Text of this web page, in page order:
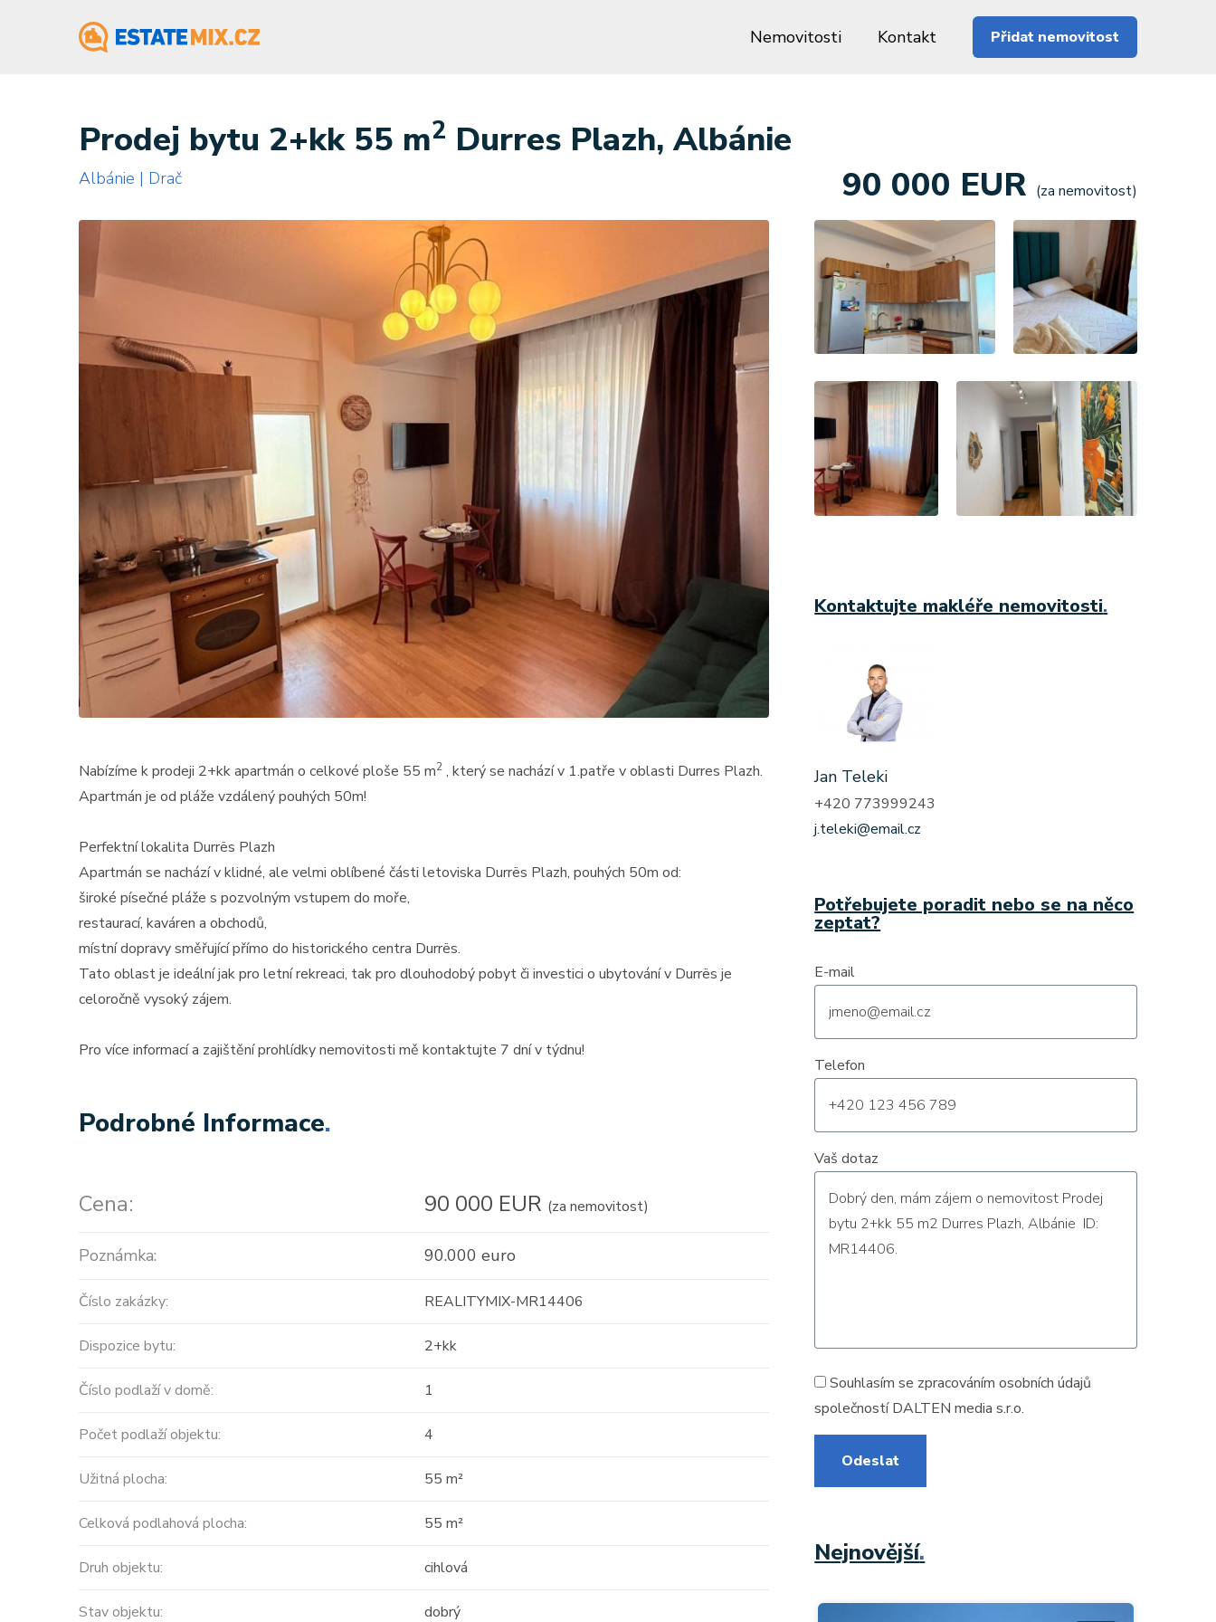
Nemovitosti Kontakt Přidat nemovitost
Prodej bytu 2+kk 55 m2 Durres Plazh, Albánie
Albánie | Drač 90 000 EUR (za nemovitost)
Nabízíme k prodeji 2+kk apartmán o celkové ploše 55 m2 , který se nachází v 1.patře v oblasti Durres Plazh.
Apartmán je od pláže vzdálený pouhých 50m!
Perfektní lokalita Durrës Plazh
Apartmán se nachází v klidné, ale velmi oblíbené části letoviska Durrës Plazh, pouhých 50m od:
široké písečné pláže s pozvolným vstupem do moře,
restaurací, kaváren a obchodů,
místní dopravy směřující přímo do historického centra Durrës.
Tato oblast je ideální jak pro letní rekreaci, tak pro dlouhodobý pobyt či investici o ubytování v Durrës je
celoročně vysoký zájem.
Pro více informací a zajištění prohlídky nemovitosti mě kontaktujte 7 dní v týdnu!
Podrobné Informace.
Cena: 90 000 EUR (za nemovitost)
Poznámka: 90.000 euro
Číslo zakázky: REALITYMIX-MR14406
Dispozice bytu: 2+kk
Číslo podlaží v domě: 1
Počet podlaží objektu: 4
Užitná plocha: 55 m²
Celková podlahová plocha: 55 m²
Druh objektu: cihlová
Stav objektu: dobrý
Kontaktujte makléře nemovitosti.
Jan Teleki
+420 773999243
j.teleki@email.cz
Potřebujete poradit nebo se na něco
zeptat?
E-mail
Telefon
Vaš dotaz
Souhlasím se zpracovánímosobních údajů
společností DALTEN media s.r.o.
Odeslat
Nejnovější.